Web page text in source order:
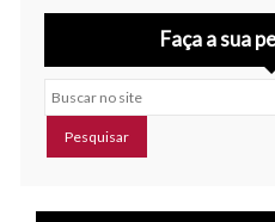
Faça a sua
Buscar no site